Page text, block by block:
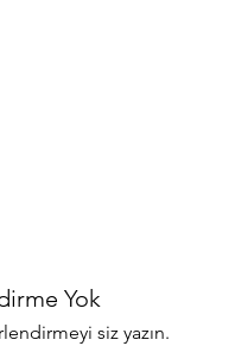
Yok
siz yazın.